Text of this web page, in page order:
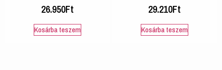
26.950Ft
Kosárba teszem
29.210Ft
Kosárba teszem